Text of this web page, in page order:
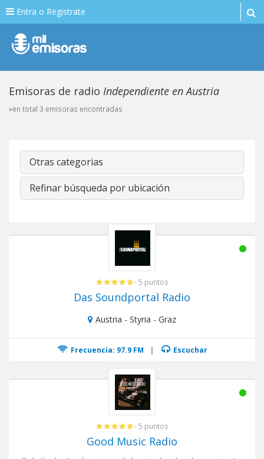
Entra o Registrate
Emisoras de radio Independiente en Austria
»en total 3 emisoras encontradas
Otras categorias
Refinar búsqueda por ubicación
- 5 puntos
Das Soundportal Radio
Austria - Styria - Graz
Frecuencia: 97.9 FM | Escuchar
- 5 puntos
Good Music Radio